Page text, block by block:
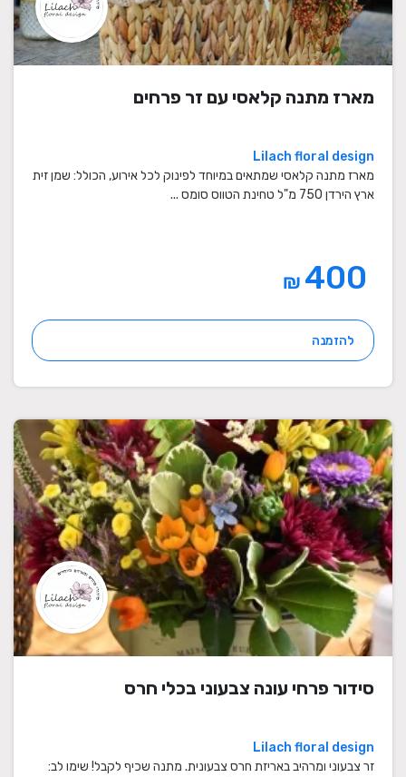
מארז מתנה קלאסי עם זר פרחים
Lilach floral design
מארז מתנה קלאסי שמתאים במיוחד לפינוק לכל אירוע, הכולל: שמן זית
ארץ הירדן 750 מ"ל טחינת הטווס סומס ...
₪
להזמנה
סידור פרחי עונה צבעוני בכלי חרס
Lilach floral design
זר צבעוני ומרהיב באריזת חרס צבעונית. מתנה שכיף לקבל! שימו לב: